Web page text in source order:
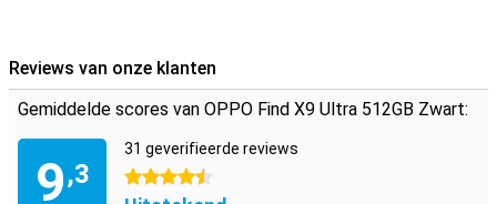
Reviews van onze klanten
Gemiddelde scores van OPPO Find X9 Ultra 512GB Zwart:
9,3
31 geverifieerde reviews
4.5 sterren